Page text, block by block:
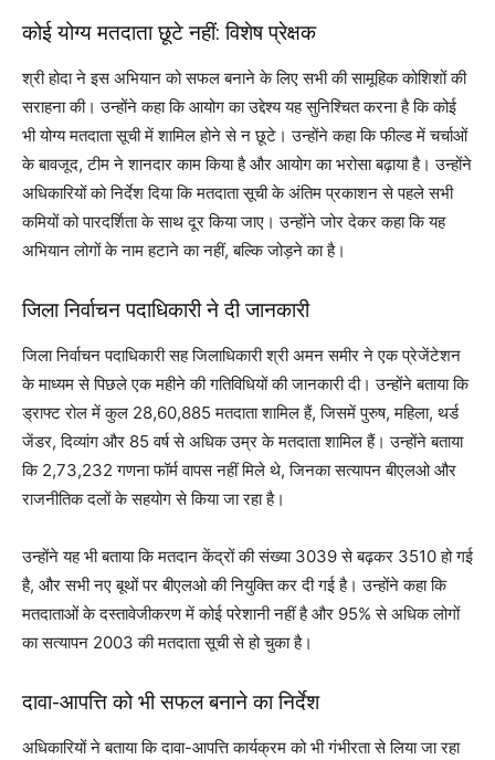
कोई योग्य मतदाता छूटे नहीं: विशेष प्रेक्षक
श्री होदा ने इस अभियान को सफल बनाने के लिए सभी की सामूहिक कोशिशों की
सराहना की। उन्होंने कहा कि आयोग का उद्देश्य यह सुनिश्चित करना है कि कोई
भी योग्य मतदाता सूची में शामिल होने से न छूटे। उन्होंने कहा कि फील्ड में चर्चाओं
के बावजूद, टीम ने शानदार काम किया है और आयोग का भरोसा बढ़ाया है। उन्होंने
अधिकारियों को निर्देश दिया कि मतदाता सूची के अंतिम प्रकाशन से पहले सभी
कमियों को पारदर्शिता के साथ दूर किया जाए। उन्होंने जोर देकर कहा कि यह
अभियान लोगों के नाम हटाने का नहीं, बल्कि जोड़ने का है।
जिला निर्वाचन पदाधिकारी ने दी जानकारी
जिला निर्वाचन पदाधिकारी सह जिलाधिकारी श्री अमन समीर ने एक प्रेजेंटेशन
के माध्यम से पिछले एक महीने की गतिविधियों की जानकारी दी। उन्होंने बताया कि
ड्राफ्ट रोल में कुल 28,60,885 मतदाता शामिल हैं, जिसमें पुरुष, महिला, थर्ड
जेंडर, दिव्यांग और 85 वर्ष से अधिक उम्र के मतदाता शामिल हैं। उन्होंने बताया
कि 2,73,232 गणना फॉर्म वापस नहीं मिले थे, जिनका सत्यापन बीएलओ और
राजनीतिक दलों के सहयोग से किया जा रहा है।
उन्होंने यह भी बताया कि मतदान केंद्रों की संख्या 3039 से बढ़कर 3510 हो गई
है, और सभी नए बूथों पर बीएलओ की नियुक्ति कर दी गई है। उन्होंने कहा कि
मतदाताओं के दस्तावेजीकरण में कोई परेशानी नहीं है और 95% से अधिक लोगों
का सत्यापन 2003 की मतदाता सूची से हो चुका है।
दावा-आपत्ति को भी सफल बनाने का निर्देश
अधिकारियों ने बताया कि दावा-आपत्ति कार्यक्रम को भी गंभीरता से लिया जा रहा